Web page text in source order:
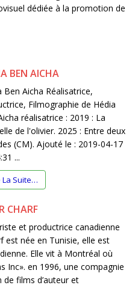
dédiée à la promotion de
BEN AICHA
Ben Aicha Réalisatrice,
Filmographie de Hédia
réalisatrice : 2019 : La
de l'olivier. 2025 : Entre deux
(CM). Ajouté le : 2019-04-17
...
La Suite…
CHARF
et productrice canadienne
est née en Tunisie, elle est
Elle vit à Montréal où
Inc». en 1996, une compagnie
films d’auteur et